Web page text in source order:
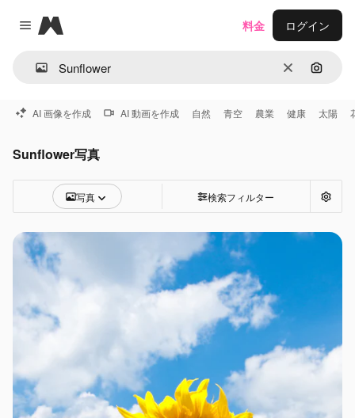
Close menu
Magnific
消去 画像で
料金 ログイン
AI 画像を作成 AI 動画を作成 自然 青空 農業 健康 太陽
Sunflower写真
写真 検索フィルター